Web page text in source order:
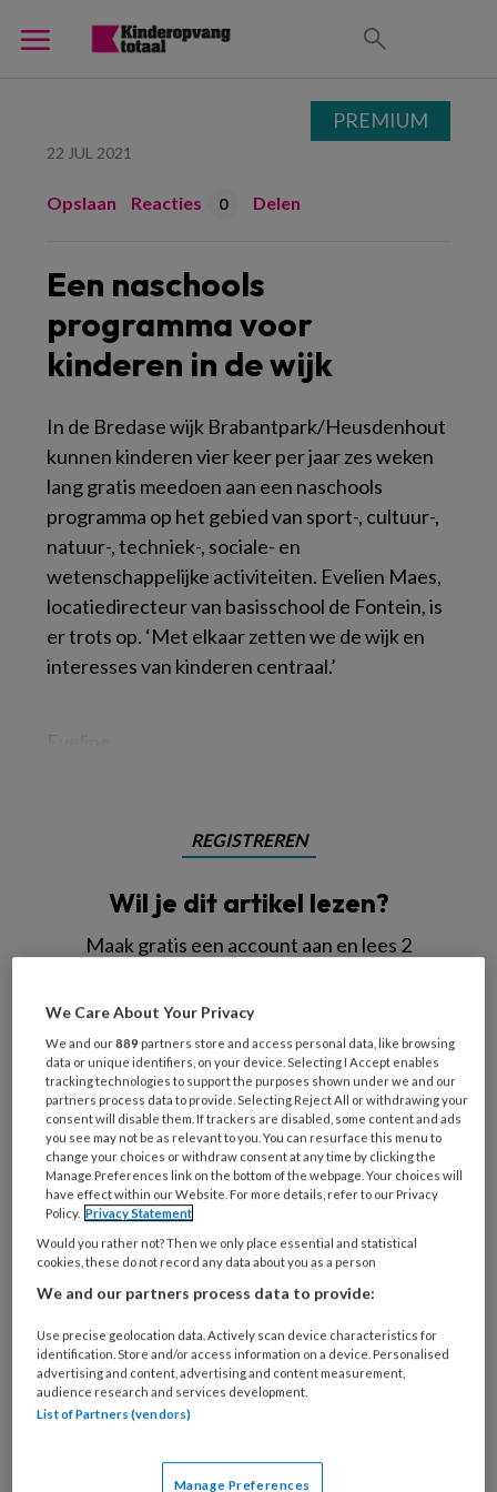
22 JUL 2021
Opslaan Reacties 0 Delen
Een naschools
programma voor
kinderen in de wijk
In de Bredase wijk Brabantpark/Heusdenhout
kunnen kinderen vier keer per jaar zes weken
lang gratis meedoen aan een naschools
programma op het gebied van sport-, cultuur-,
natuur-, techniek-, sociale- en
wetenschappelijke activiteiten. Evelien Maes,
locatiedirecteur van basisschool de Fontein, is
er trots op. ‘Met elkaar zetten we de wijk en
interesses van kinderen centraal.’
REGISTREREN
Wil je dit artikel lezen?
Maak gratis een account aan en lees 2
Al een account of abonnement?
Wat
is
je
e-
mailadres?
* *
Kies
je
wachtwoord*
Kies
je
Bij
welke
organisatie
Ontvang 2x per week de
PREMIUM
We Care About Your Privacy
We and our889 partners store and access personal data, like browsing
data or unique identifiers, on your device. Selecting I Accept enables
tracking technologies to support the purposes shown under we and our
partners process data to provide. Selecting Reject All or withdrawing your
consent will disable them. If trackers are disabled, some content and ads
you see may not be as relevant to you. You can resurface this menu to
change your choices or withdraw consent at any time by clicking the
Manage Preferences link on the bottom of the webpage. Your choices will
have effect within our Website. For more details, refer to our Privacy
Policy. Privacy Statement
Would you rather not? Then we only place essential and statistical
cookies, these do not record any data about you as a person
We and our partners process data to provide:
Use precise geolocation data. Actively scan device characteristics for
identification. Store and/or access information on a device. Personalised
advertising and content, advertising and content measurement,
audience research and services development.
List of Partners (vendors)
Manage Preferences